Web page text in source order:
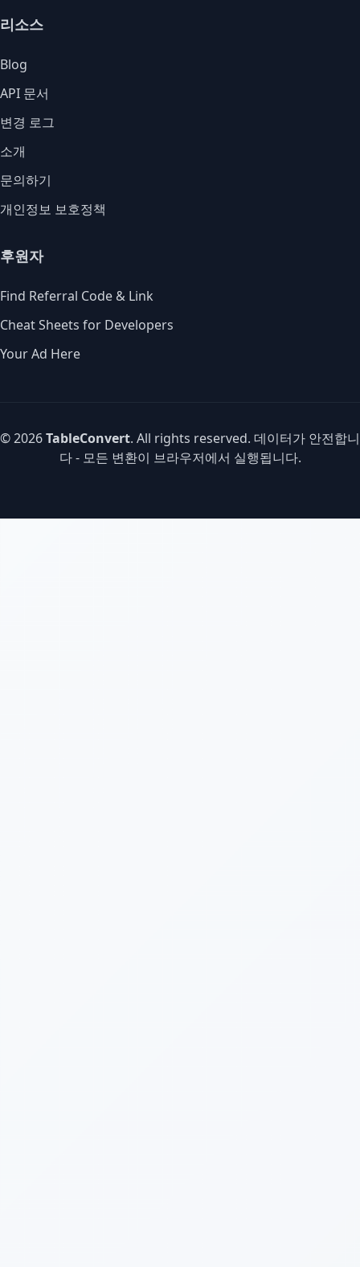
리소스
Blog
API 문서
변경 로그
소개
문의하기
개인정보 보호정책
후원자
Find Referral Code & Link
Cheat Sheets for Developers
Your Ad Here
© 2026TableConvert. All rights reserved. 데이터가 안전합니
다 - 모든 변환이 브라우저에서 실행됩니다.